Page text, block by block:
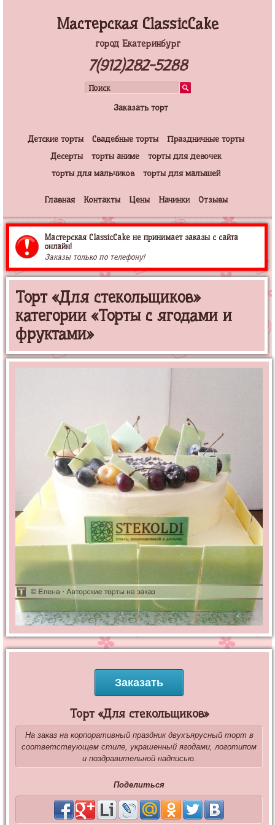
Мастерская ClassicCake
город Екатеринбург
7(912)282-5288
Заказать торт
Детские торты Свадебные торты
Праздничные торты
Десерты
торты аниме
торты для девочек
торты для мальчиков
торты для малышей
Главная Контакты Цены Начинки Отзывы
Мастерская ClassicCake не принимает заказы с сайта
онлайн!
Заказы только по телефону!
Торт «Для стекольщиков»
категории «Торты с ягодами и
фруктами»
Заказать
Торт «Для стекольщиков»
На заказ на корпоративный праздник двухъярусный торт в
соответствующем стиле, украшенный ягодами, логотипом
и поздравительной надписью.
Поделиться